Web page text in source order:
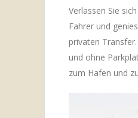
Verlassen Sie
Fahrer und
privaten
und ohne
zum Hafen und